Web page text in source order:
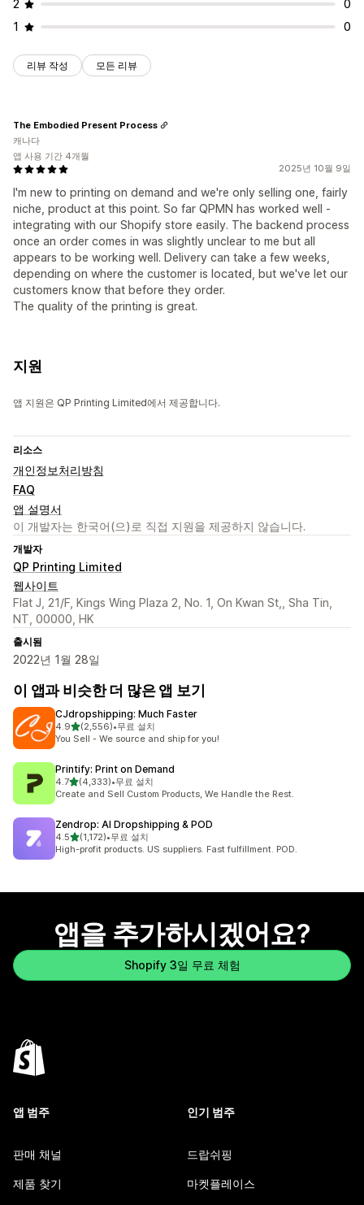
2
0
1
0
리뷰 작성 모든 리뷰
2025년 10월 9일
I'm new to printing on demand and we're only selling one, fairly
niche, product at this point. So far QPMN has worked well -
integrating with our Shopify store easily. The backend process
once an order comes in was slightly unclear to me but all
appears to be working well. Delivery can take a few weeks,
depending on where the customer is located, but we've let our
customers know that before they order.
The quality of the printing is great.
The Embodied Present Process
캐나다
앱 사용 기간 4개월
지원
앱 지원은 QP Printing Limited에서 제공합니다.
리소스
개인정보처리방침
FAQ
앱 설명서
이 개발자는 한국어(으)로 직접 지원을 제공하지 않습니다.
개발자
QP Printing Limited
웹사이트
Flat J, 21/F, Kings Wing Plaza 2, No. 1, On Kwan St,, Sha Tin,
NT, 00000, HK
출시됨
2022년 1월 28일
이 앱과 비슷한 더 많은 앱 보기
CJdropshipping: Much Faster
4.9별 5개 중
(2,556)
총 리뷰 2556개
•무료 설치
You Sell - We source and ship for you!
Printify: Print on Demand
4.7별 5개 중
(4,333)
총 리뷰 4333개
•무료 설치
Create and Sell Custom Products, We Handle the Rest.
Zendrop: AI Dropshipping & POD
4.5별 5개 중
(1,172)
총 리뷰 1172개
•무료 설치
High-profit products. US suppliers. Fast fulfillment. POD.
앱을 추가하시겠어요?
Shopify 3일 무료 체험
앱 범주
판매 채널
제품 찾기
인기 범주
드랍쉬핑
마켓플레이스